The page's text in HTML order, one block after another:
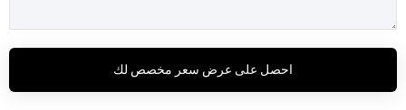
احصل على عرض سعر مخصص لك